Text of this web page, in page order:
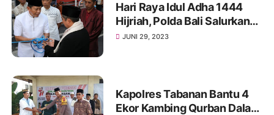
Hari Raya Idul Adha 1444
Hijriah, Polda Bali Salurkan
Hewan Kurban Pada Kurban
JUNI 29, 2023
Kapolres Tabanan Bantu 4
Ekor Kambing Qurban Dalam